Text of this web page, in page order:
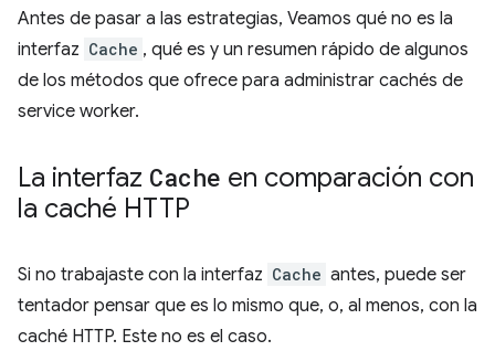
Antes de pasar a las estrategias, Veamos qué no es la
interfaz Cache , qué es y un resumen rápido de algunos
de los métodos que ofrece para administrar cachés de
service worker.
La interfaz Cache en comparación con
la caché HTTP
Si no trabajaste con la interfaz Cache antes, puede ser
tentador pensar que es lo mismo que, o, al menos, con la
caché HTTP. Este no es el caso.